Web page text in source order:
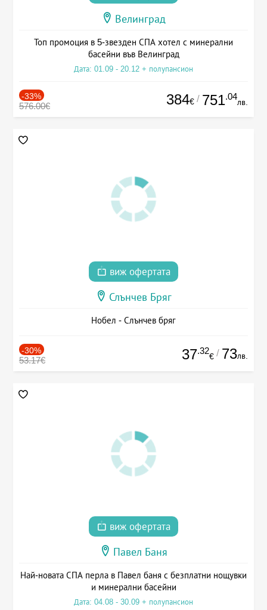
Велинград
Топ промоция в 5-звезден СПА хотел с минерални
басейни във Велинград
Дата: 01.09 - 20.12 + полупансион
-33%
576.00€ 384€ / 751.04
лв.
виж офертата
Слънчев Бряг
Нобел - Слънчев бряг
-30%
53.17€ 37.32
€ / 73лв.
виж офертата
Павел Баня
Най-новата СПА перла в Павел баня с безплатни нощувки
и минерални басейни
Дата: 04.08 - 30.09 + полупансион